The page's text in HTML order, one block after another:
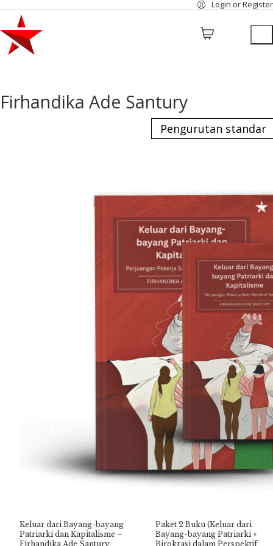
Login or Register
Firhandika Ade Santury
Keluar dari Bayang-bayang
Patriarki dan Kapitalisme –
Firhandika Ade Santury
Paket 2 Buku (Keluar dari
Bayang-bayang Patriarki +
Birokrasi dalam Perspektif